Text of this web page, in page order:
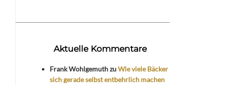
Aktuelle Kommentare
Frank WohlgemuthzuWie viele Bäcker
sich gerade selbst entbehrlich machen